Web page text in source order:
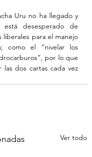
desesperado de
liberales para el manejo
como el “nivelar los
por lo que
dos cartas cada vez
Ver todo